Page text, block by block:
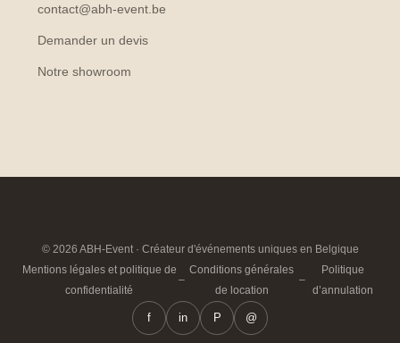
contact@abh-event.be
Demander un devis
Notre showroom
© 2026 ABH-Event · Créateur d'événements uniques en Belgique
Mentions légales et politique de
confidentialité
–
Conditions générales
de location
–
Politique
d’annulation
f in P @